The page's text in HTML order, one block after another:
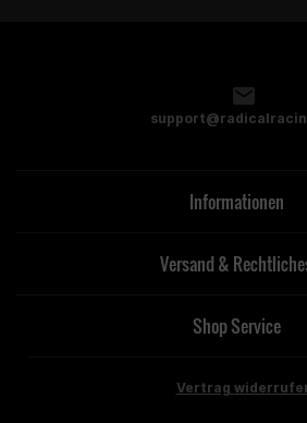
Informationen
Versand &
Shop Service
Vertrag